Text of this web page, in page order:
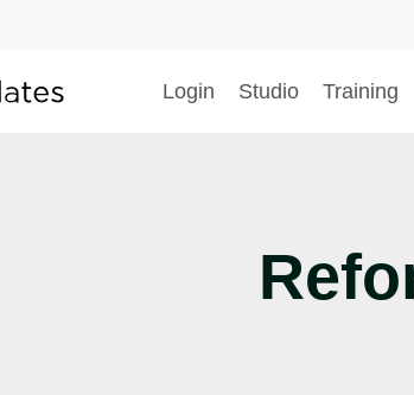
Login Studio Training